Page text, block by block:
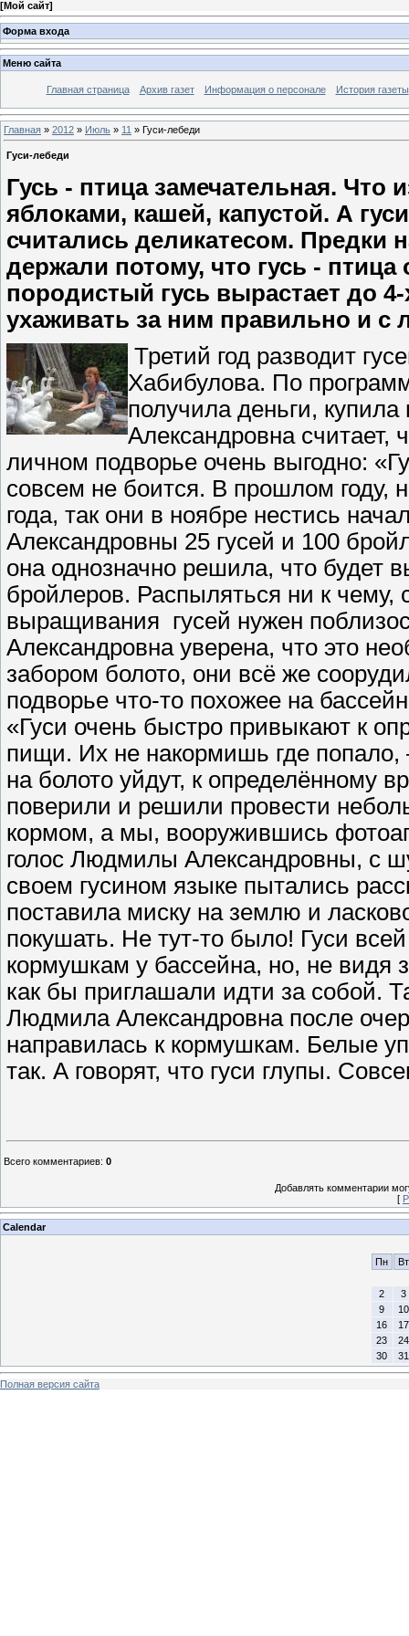
[Мой сайт]
Форма входа
Меню сайта
Главная страница Архив газет Информация о персонале История газеты
Главная » 2012 » Июль » 11 » Гуси-лебеди
Гуси-лебеди
Гусь - птица замечательная. Что
яблоками, кашей, капустой. А
считались деликатесом. Предки
держали потому, что гусь -
породистый гусь вырастает до
ухаживать за ним правильно и
Третий год разводит
Хабибулова. По
получила деньги,
Александровна считает,
личном подворье очень выгодно:
совсем не боится. В прошлом году,
года, так они в ноябре нестись
Александровны 25 гусей и 100
она однозначно решила, что будет
бройлеров. Распыляться ни к чему,
выращивания гусей нужен
Александровна уверена, что это
забором болото, они всё же
подворье что-то похожее на
«Гуси очень быстро привыкают к
пищи. Их не накормишь где попало,
на болото уйдут, к определённому
поверили и решили провести
кормом, а мы, вооружившись
голос Людмилы Александровны, с
своем гусином языке пытались
поставила миску на землю и
покушать. Не тут-то было! Гуси
кормушкам у бассейна, но, не видя
как бы приглашали идти за собой.
Людмила Александровна после
направилась к кормушкам. Белые
так. А говорят, что гуси глупы.
Всего комментариев: 0
Добавлять комментарии
[
Calendar
Пн Вт
2
3
9
10
16
17
23
24
30
31
Полная версия сайта